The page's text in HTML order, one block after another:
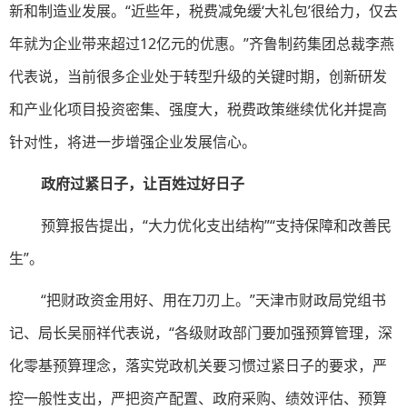
新和制造业发展。“近些年，税费减免缓‘大礼包’很给力，仅去
年就为企业带来超过12亿元的优惠。”齐鲁制药集团总裁李燕
代表说，当前很多企业处于转型升级的关键时期，创新研发
和产业化项目投资密集、强度大，税费政策继续优化并提高
针对性，将进一步增强企业发展信心。
政府过紧日子，让百姓过好日子
预算报告提出，“大力优化支出结构”“支持保障和改善民
生”。
“把财政资金用好、用在刀刃上。”天津市财政局党组书
记、局长吴丽祥代表说，“各级财政部门要加强预算管理，深
化零基预算理念，落实党政机关要习惯过紧日子的要求，严
控一般性支出，严把资产配置、政府采购、绩效评估、预算